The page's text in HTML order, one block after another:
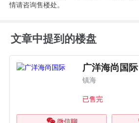
情请咨询售楼处。
文章中提到的楼盘
广洋海尚国际
镇海
已售完
微信聊